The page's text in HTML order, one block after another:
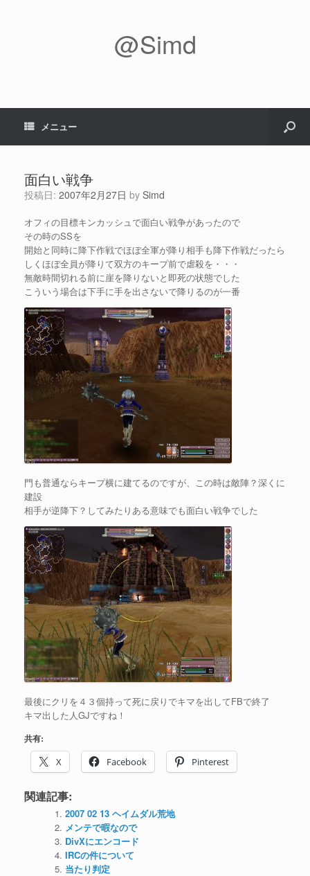
@Simd
メニュー
面白い戦争
投稿日: 2007年2月27日 by Simd
オフィの目標キンカッシュで面白い戦争があったので
その時のSSを
開始と同時に降下作戦でほぼ全軍が降り相手も降下作戦だったら
しくほぼ全員が降りて双方のキープ前で虐殺を・・・
無敵時間切れる前に崖を降りないと即死の状態でした
こういう場合は下手に手を出さないで降りるのが一番
門も普通ならキープ横に建てるのですが、この時は敵陣？深くに
建設
相手が逆降下？してみたりある意味でも面白い戦争でした
最後にクリを４３個持って死に戻りでキマを出してFBで終了
キマ出した人GJですね！
共有:
X
Facebook Pinterest
関連記事:
2007 02 13 ヘイムダル荒地
メンテで暇なので
DivXにエンコード
IRCの件について
当たり判定